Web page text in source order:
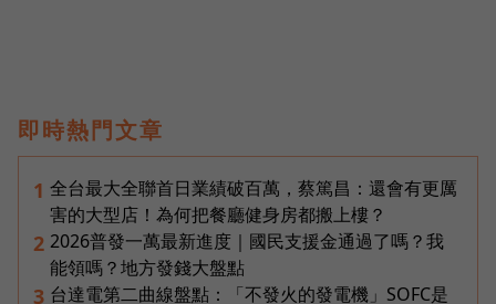
即時熱門文章
1 全台最大全聯首日業績破百萬，蔡篤昌：還會有更厲
害的大型店！為何把餐廳健身房都搬上樓？
2 2026普發一萬最新進度｜國民支援金通過了嗎？我
能領嗎？地方發錢大盤點
3 台達電第二曲線盤點：「不發火的發電機」SOFC是